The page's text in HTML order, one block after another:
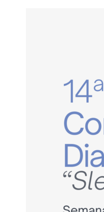
Formative Offer